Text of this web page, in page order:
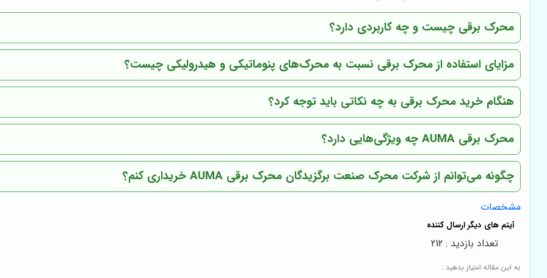
محرک برقی چیست و چه کاربردی دارد؟
مزایای استفاده از محرک برقی نسبت به محرک‌های پنوماتیکی و هیدرولیکی چیست؟
هنگام خرید محرک برقی به چه نکاتی باید توجه کرد؟
محرک برقی AUMA چه ویژگی‌هایی دارد؟
چگونه می‌توانم از شرکت محرک صنعت برگزیدگان محرک برقی AUMA خریداری کنم؟
مشخصات
به این مقاله امتیاز بدهید :
تعداد بازدید : 212